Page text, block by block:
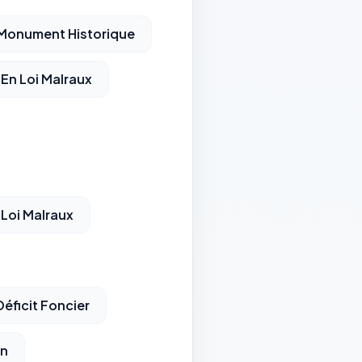
Historique
Loi Malraux
Malraux
Foncier